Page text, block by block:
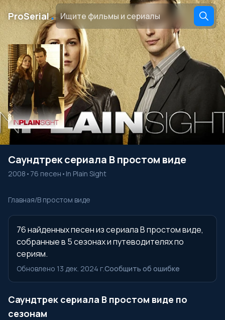
ProSerial․
Саундтрек сериала В простом виде
2008 • 76 песен • In Plain Sight
Главная/В простом виде
76 найденных песен из сериала В простом виде,
собранные в 5 сезонах и путеводителях по
сериям.
Обновлено 13 дек. 2024 г.Сообщить об ошибке
Саундтрек сериала В простом виде по
сезонам